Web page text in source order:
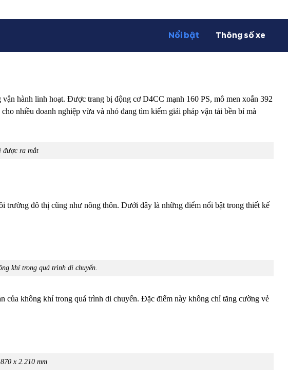
Nổi bật Thông số xe
hành linh hoạt. Được trang bị động cơ D4CC mạnh 160 PS, mô men xoắn 392
nhiều doanh nghiệp vừa và nhỏ đang tìm kiếm giải pháp vận tải bền bỉ mà
được ra mắt
đô thị cũng như nông thôn. Dưới đây là những điểm nổi bật trong thiết kế
khí trong quá trình di chuyển.
của không khí trong quá trình di chuyển. Đặc điểm này không chỉ tăng cường vẻ
x 2.210 mm